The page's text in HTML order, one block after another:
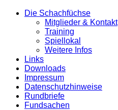
Zum
Die Schachfüchse
Mitglieder & Kontakt
Training
Spiellokal
Weitere Infos
Links
Downloads
Impressum
Datenschutzhinweise
Rundbriefe
Fundsachen